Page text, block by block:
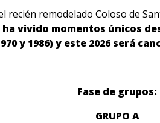
recién remodelado Coloso de
vivido momentos únicos
y 1986) y este 2026 será
Fase de grupos:
GRUPO A